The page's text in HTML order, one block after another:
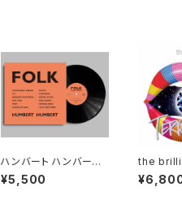
ハンバート ハンバート -
FOLK(LP)
¥5,500
the
LP重量